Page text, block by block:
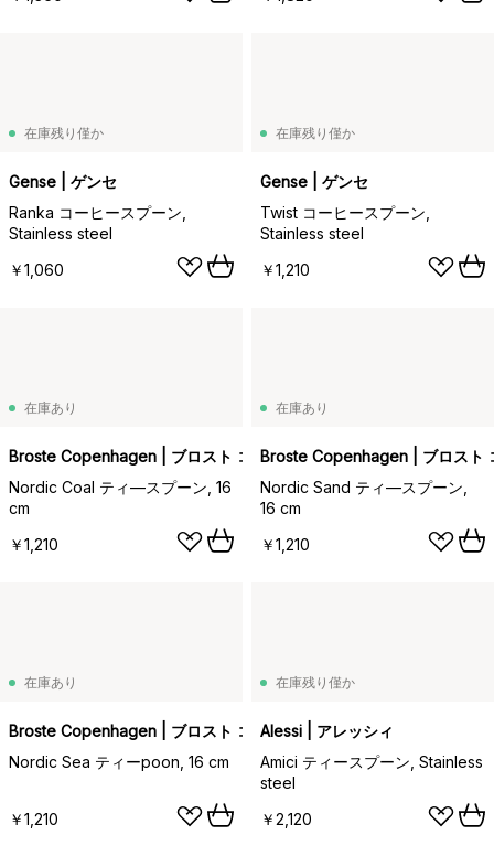
在庫残り僅か
Gense | ゲンセ
Ranka コーヒースプーン,
Stainless steel
￥1,060
在庫残り僅か
Gense | ゲンセ
Twist コーヒースプーン,
Stainless steel
￥1,210
在庫あり
Broste Copenhagen | ブロスト コペンハーゲン
Nordic Coal ティ―スプーン, 16
cm
￥1,210
在庫あり
Broste Copenhagen | ブロスト
Nordic Sand ティ―スプーン,
16 cm
￥1,210
在庫あり
Broste Copenhagen | ブロスト コペンハーゲン
Nordic Sea ティーpoon, 16 cm
￥1,210
在庫残り僅か
Alessi | アレッシィ
Amici ティースプーン, Stainless
steel
￥2,120